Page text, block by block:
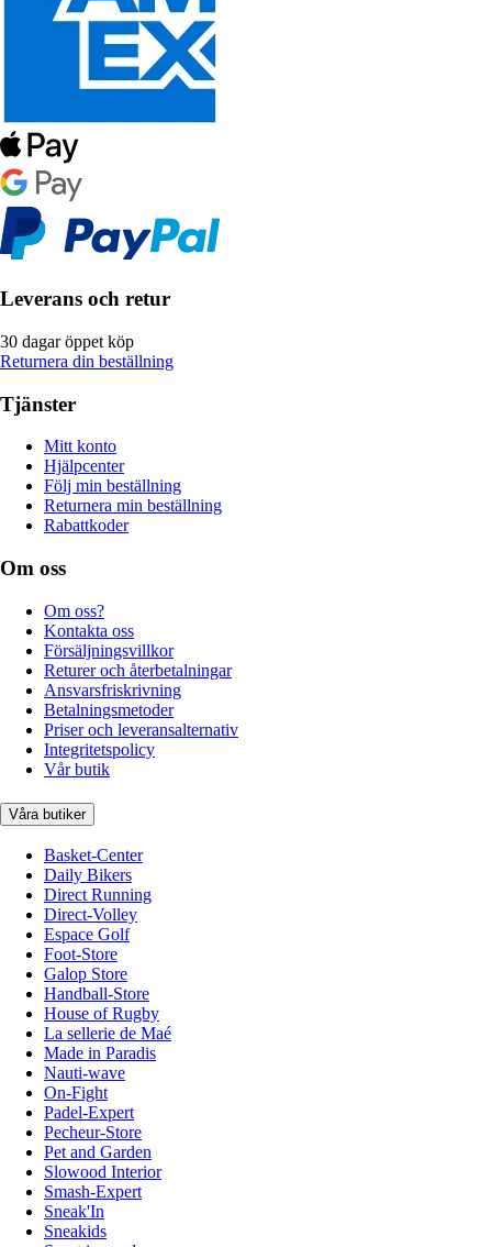
Leverans och retur
30 dagar öppet köp
Returnera din beställning
Tjänster
Mitt konto
Hjälpcenter
Följ min beställning
Returnera min beställning
Rabattkoder
Om oss
Om oss?
Kontakta oss
Försäljningsvillkor
Returer och återbetalningar
Ansvarsfriskrivning
Betalningsmetoder
Priser och leveransalternativ
Integritetspolicy
Vår butik
Våra butiker
Basket-Center
Daily Bikers
Direct Running
Direct-Volley
Espace Golf
Foot-Store
Galop Store
Handball-Store
House of Rugby
La sellerie de Maé
Made in Paradis
Nauti-wave
On-Fight
Padel-Expert
Pecheur-Store
Pet and Garden
Slowood Interior
Smash-Expert
Sneak'In
Sneakids